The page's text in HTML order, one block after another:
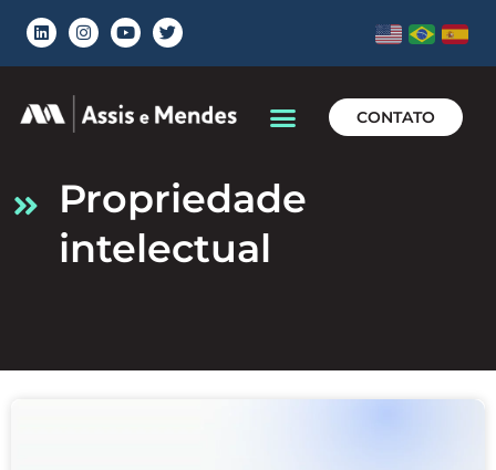
CONTATO
propriedade
intelectual